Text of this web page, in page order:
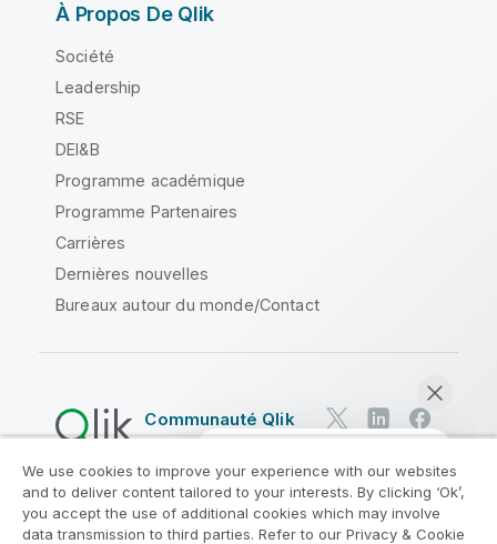
À Propos De Qlik
Société
Leadership
RSE
DEI&B
Programme académique
Programme Partenaires
Carrières
Dernières nouvelles
Bureaux autour du monde/Contact
Communauté Qlik
Contrats juridiques
Conditions d'utilisation des produits
Legal Policies
Conditions légales
We use cookies to improve your experience with our websites
and to deliver content tailored to your interests. By clicking ‘Ok’,
you accept the use of additional cookies which may involve
data transmission to third parties. Refer to our Privacy & Cookie